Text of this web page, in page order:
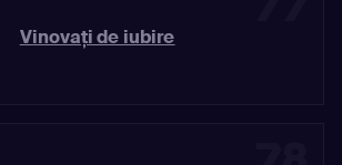
Vinovaţi de iubire